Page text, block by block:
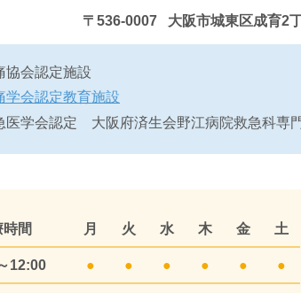
〒536-0007 大阪市城東区成育2
協会認定施設
学会認定教育施設
医学会認定 大阪府済生会野江病院救急科専
間 月 火 水 木 金 土
12:00 ● ● ● ● ● ●